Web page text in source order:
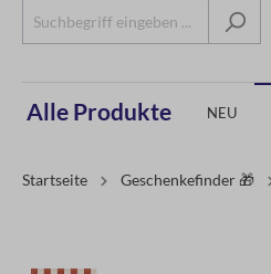
Alle Produkte NEU
Startseite Geschenkefinder 🎁